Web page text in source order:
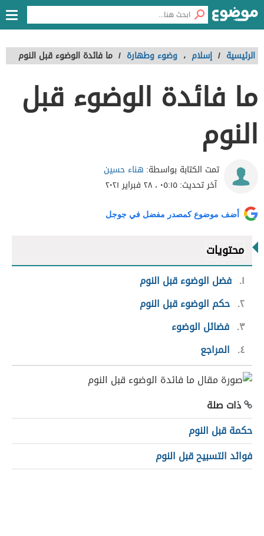
الرئيسية / إسلام ، وضوء وطهارة / ما فائدة الوضوء قبل النوم
ما فائدة الوضوء قبل
النوم
تمت الكتابة بواسطة: هناء حسين
آخر تحديث:٠٥:١٥ ، ٢٨ فبراير ٢٠٢١
أضف موضوع كمصدر مفضل في جوجل
محتويات
١ فضل الوضوء قبل النوم
٢ حكم الوضوء قبل النوم
٣ فضائل الوضوء
٤
المراجع
ذات صلة
حكمة قبل النوم
فوائد التسبيح قبل النوم